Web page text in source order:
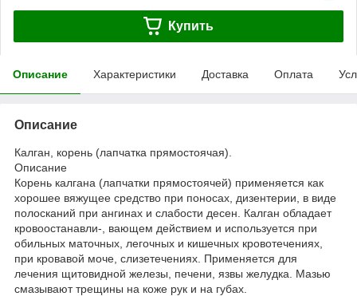
Купить
Описание Характеристики Доставка Оплата
Описание
Калган, корень (лапчатка прямостоячая).
Описание
Корень калгана (лапчатки прямостоячей) применяется как
хорошее вяжущее средство при поносах, дизентерии, в виде
полосканий при ангинах и слабости десен. Калган обладает
кровоостанавли-, вающем действием и используется при
обильных маточных, легочных и кишечных кровотечениях,
при кровавой моче, слизетечениях. Применяется для
лечения щитовидной железы, печени, язвы желудка. Мазью
смазывают трещины на коже рук и на губах.